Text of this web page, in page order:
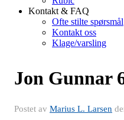
Kontakt & FAQ
Ofte stilte spørsmål
Kontakt oss
Klage/varsling
Jon Gunnar
Postet av Marius L. Larsen